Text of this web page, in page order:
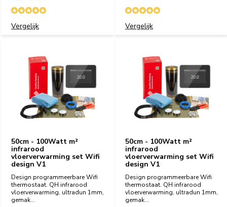
Vergelijk Vergelijk
50cm - 100Watt m²
infrarood
vloerverwarming set Wifi
design V1
Design programmeerbare Wifi
thermostaat. QH infrarood
vloerverwarming, ultradun 1mm,
gemak...
50cm - 100Watt m²
infrarood
vloerverwarming set Wifi
design V1
Design programmeerbare Wifi
thermostaat. QH infrarood
vloerverwarming, ultradun 1mm,
gemak...